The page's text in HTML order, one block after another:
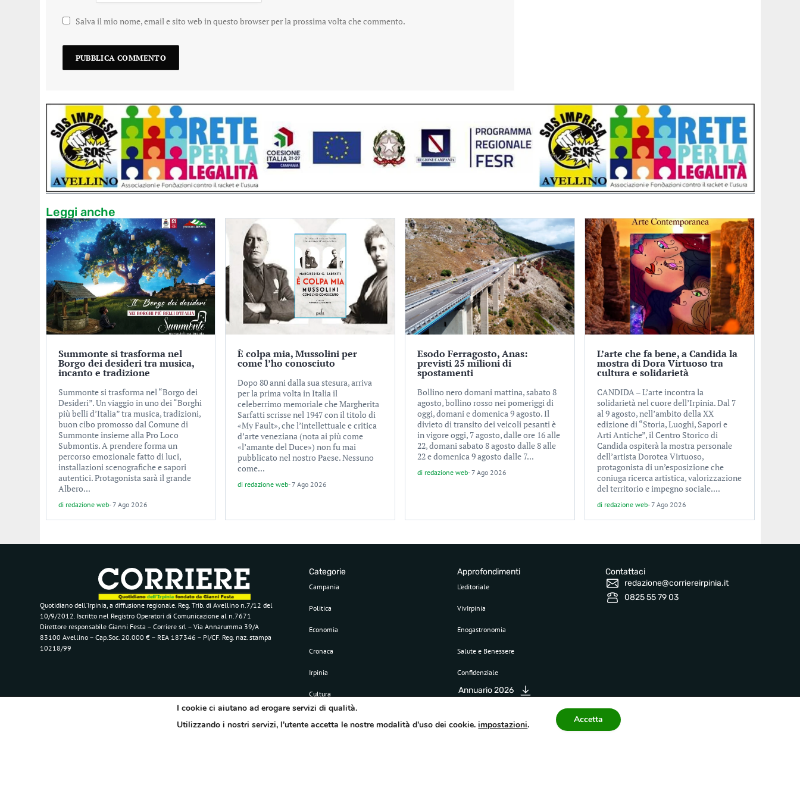
Salva il mio nome, email e sito web in questo browser per la prossima volta che commento.
Leggi anche
Summonte si trasforma nel
Borgo dei desideri tra musica,
incanto e tradizione
Summonte si trasforma nel “Borgo dei
Desideri”. Un viaggio in uno dei “Borghi
più belli d’Italia” tra musica, tradizioni,
buon cibo promosso dal Comune di
Summonte insieme alla Pro Loco
Submontis. A prendere forma un
percorso emozionale fatto di luci,
installazioni scenografiche e sapori
autentici. Protagonista sarà il grande
Albero...
di redazione web-7 Ago 2026
È colpa mia, Mussolini per
come l’ho conosciuto
Dopo 80 anni dalla sua stesura, arriva
per la prima volta in Italia il
celeberrimo memoriale che Margherita
Sarfatti scrisse nel 1947 con il titolo di
«My Fault», che l’intellettuale e critica
d’arte veneziana (nota ai più come
«l’amante del Duce») non fu mai
pubblicato nel nostro Paese. Nessuno
come...
di redazione web-7 Ago 2026
Esodo Ferragosto, Anas:
previsti 25 milioni di
spostamenti
Bollino nero domani mattina, sabato 8
agosto, bollino rosso nei pomeriggi di
oggi, domani e domenica 9 agosto. Il
divieto di transito dei veicoli pesanti è
in vigore oggi, 7 agosto, dalle ore 16 alle
22, domani sabato 8 agosto dalle 8 alle
22 e domenica 9 agosto dalle 7...
di redazione web-7 Ago 2026
L’arte che fa bene, a Candida la
mostra di Dora Virtuoso tra
cultura e solidarietà
CANDIDA – L’arte incontra la
solidarietà nel cuore dell’Irpinia. Dal 7
al 9 agosto, nell’ambito della XX
edizione di “Storia, Luoghi, Sapori e
Arti Antiche”, il Centro Storico di
Candida ospiterà la mostra personale
dell’artista Dorotea Virtuoso,
protagonista di un’esposizione che
coniuga ricerca artistica, valorizzazione
del territorio e impegno sociale....
di redazione web-7 Ago 2026
Quotidiano dell’Irpinia, a diffusione regionale. Reg. Trib. di Avellino n.7/12 del
10/9/2012. Iscritto nel Registro Operatori di Comunicazione al n.7671
Direttore responsabile Gianni Festa – Corriere srl – Via Annarumma 39/A
83100 Avellino – Cap.Soc. 20.000 € – REA 187346 – PI/CF. Reg. naz. stampa
10218/99
Categorie
Campania
Politica
Economia
Cronaca
Irpinia
Cultura
Approfondimenti
L’editoriale
VivIrpinia
Enogastronomia
Salute e Benessere
Confidenziale
Annuario 2026
Contattaci
redazione@corriereirpinia.it
0825 55 79 03
I cookie ci aiutano ad erogare servizi di qualità.
Utilizzando i nostri servizi, l'utente accetta le nostre modalità d'uso dei cookie.impostazioni. Accetta